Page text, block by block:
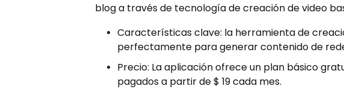
blog a través de tecnología de creación de video
Características clave: la herramienta de
perfectamente para generar contenido de
Precio: La aplicación ofrece un plan básico
pagados a partir de $ 19 cada mes.